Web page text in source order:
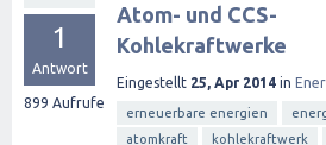
1
Antwort
899 Aufrufe
Atom- und CCS-
Kohlekraftwerke
Eingestellt 25, Apr 2014 in
erneuerbare energien
atomkraft
kohlekraftwerk